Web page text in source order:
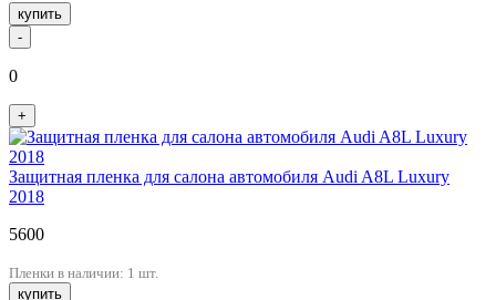
купить
-
0
+
Защитная пленка для салона автомобиля Audi A8L Luxury
2018
5600
Пленки в наличии: 1 шт.
купить